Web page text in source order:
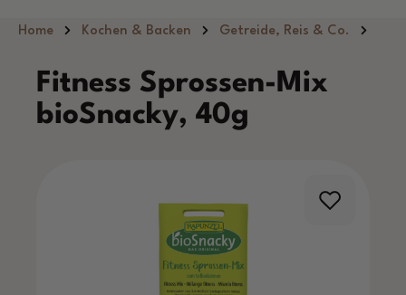
Hauptinhalt springen
Home Kochen & Backen Getreide, Reis & Co.
Fitness Sprossen-Mix
bioSnacky, 40g